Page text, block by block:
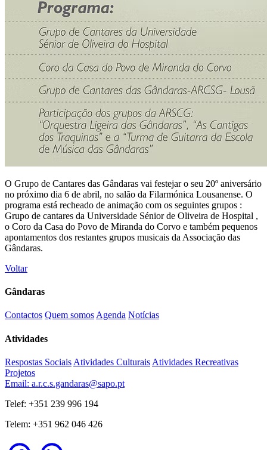
O Grupo de Cantares das Gândaras vai festejar o seu 20º aniversário
no próximo dia 6 de abril, no salão da Filarmónica Lousanense. O
programa está recheado de animação com os seguintes grupos :
Grupo de cantares da Universidade Sénior de Oliveira de Hospital ,
o Coro da Casa do Povo de Miranda do Corvo e também pequenos
apontamentos dos restantes grupos musicais da Associação das
Gândaras.
Voltar
Gândaras
Contactos Quem somos Agenda Notícias
Atividades
Respostas Sociais Atividades Culturais Atividades Recreativas
Projetos
Email: a.r.c.s.gandaras@sapo.pt
Telef: +351 239 996 194
Telem: +351 962 046 426